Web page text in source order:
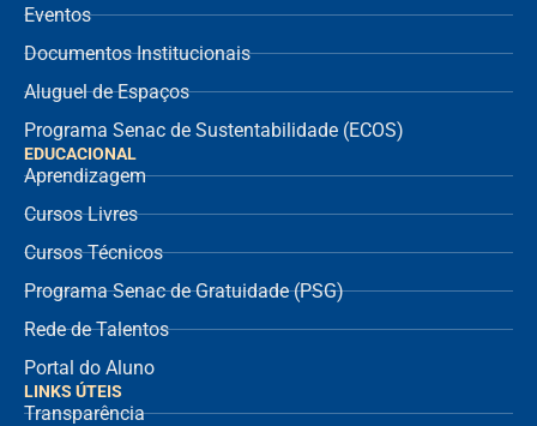
Eventos
Documentos Institucionais
Aluguel de Espaços
Programa Senac de Sustentabilidade (ECOS)
EDUCACIONAL
Aprendizagem
Cursos Livres
Cursos Técnicos
Programa Senac de Gratuidade (PSG)
Rede de Talentos
Portal do Aluno
LINKS ÚTEIS
Transparência